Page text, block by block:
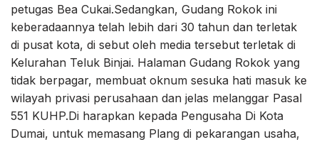
petugas Bea Cukai.Sedangkan, Gudang Rokok ini
keberadaannya telah lebih dari 30 tahun dan terletak
di pusat kota, di sebut oleh media tersebut terletak di
Kelurahan Teluk Binjai. Halaman Gudang Rokok yang
tidak berpagar, membuat oknum sesuka hati masuk ke
wilayah privasi perusahaan dan jelas melanggar Pasal
551 KUHP.Di harapkan kepada Pengusaha Di Kota
Dumai, untuk memasang Plang di pekarangan usaha,